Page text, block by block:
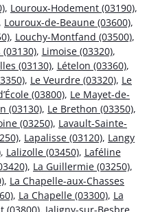
, Louroux-Hodement (03190),
, Louroux-de-Beaune (03600),
, Louchy-Montfand (03500),
(03130), Limoise (03320),
(03130), Lételon (03360),
, Le Veurdre (03320), Le
(03800), Le Mayet-de-
(03130), Le Brethon (03350),
(03250), Lavault-Sainte-
, Lapalisse (03120), Langy
, Lalizolle (03450), Laféline
, La Guillermie (03250),
, La Chapelle-aux-Chasses
, La Chapelle (03300), La